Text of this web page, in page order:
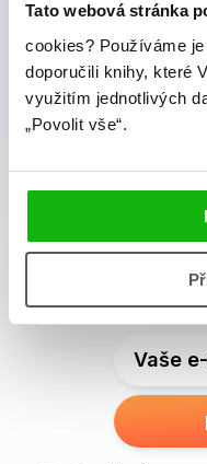
Tato webová stránka
cookies? Používáme
doporučili knihy, které
využitím jednotlivých
„Povolit vše“.
Zajímá Vás, jaké
Vaše